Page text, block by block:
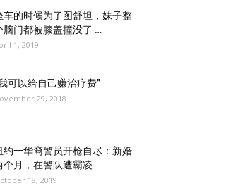
车的时候为了图舒坦，妹子整
脑门都被膝盖撞没了 …
1, 2019
可以给自己赚治疗费”
29, 2018
约一华裔警员开枪自尽：新婚
个月，在警队遭霸凌
18, 2019